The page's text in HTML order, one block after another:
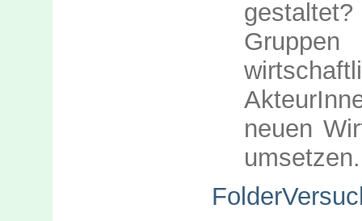
neuen
umsetzen.